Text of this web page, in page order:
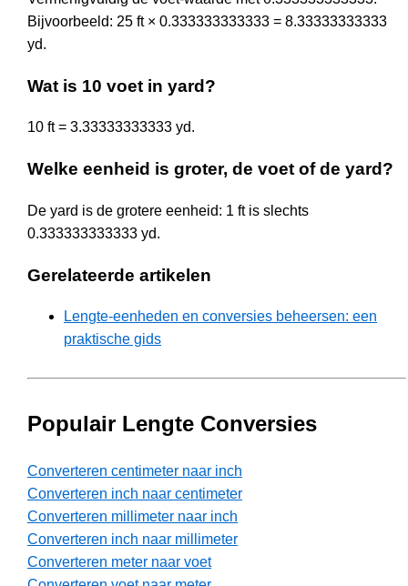
Bijvoorbeeld: 25 ft × 0.333333333333 = 8.33333333333
yd.
Wat is 10 voet in yard?
10 ft = 3.33333333333 yd.
Welke eenheid is groter, de voet of de yard?
De yard is de grotere eenheid: 1 ft is slechts
0.333333333333 yd.
Gerelateerde artikelen
Lengte-eenheden en conversies beheersen: een
praktische gids
Populair Lengte Conversies
Converteren centimeter naar inch
Converteren inch naar centimeter
Converteren millimeter naar inch
Converteren inch naar millimeter
Converteren meter naar voet